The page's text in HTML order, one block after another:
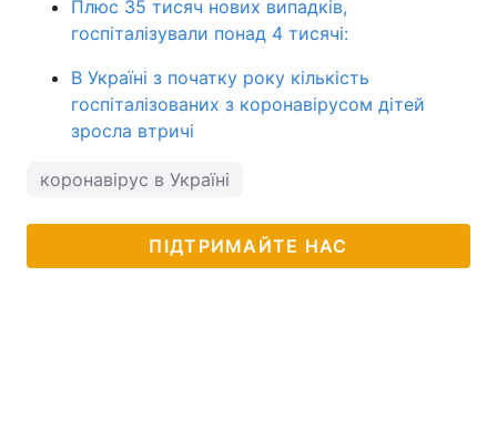
Плюс 35 тисяч нових випадків,
госпіталізували понад 4 тисячі:
В Україні з початку року кількість
госпіталізованих з коронавірусом дітей
зросла втричі
коронавірус в Україні
ПІДТРИМАЙТЕ НАС